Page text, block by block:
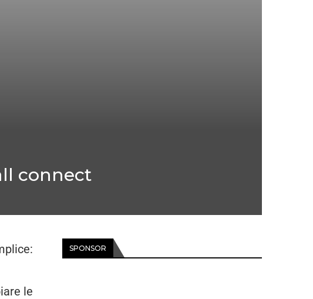
connect
le
SPONSOR